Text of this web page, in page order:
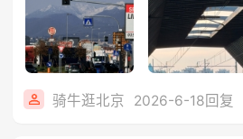
骑牛逛北京 2026-6-18回复